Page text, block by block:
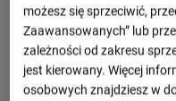
możesz się sprzeciwić,
Zaawansowanych” lub
zależności od zakresu
jest kierowany. Więcej
osobowych znajdziesz w